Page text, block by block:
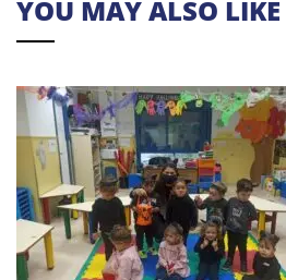
YOU MAY ALSO LIKE